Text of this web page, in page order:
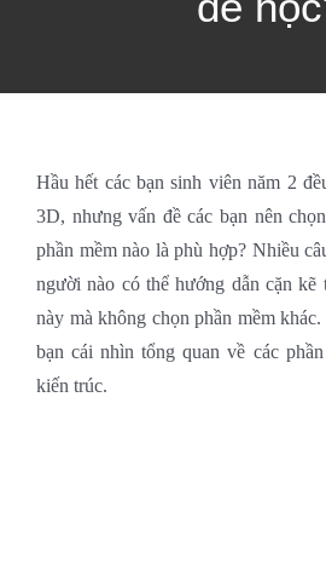
Hầu hết các bạn sinh viên năm 2
3D, nhưng vấn đề các bạn nên
phần mềm nào là phù hợp? Nhiều
người nào có thể hướng dẫn cặn kẽ
này mà không chọn phần mềm
bạn cái nhìn tổng quan về các
kiến trúc.